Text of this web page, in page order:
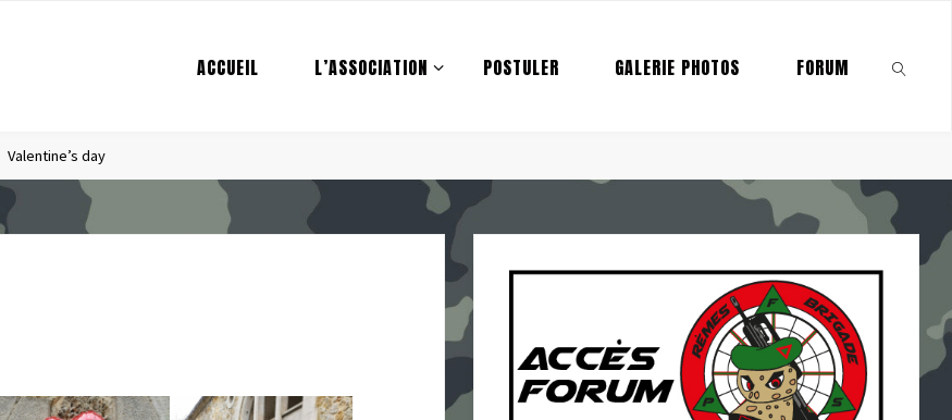
ACCUEIL L’ASSOCIATION POSTULER GALERIE PHOTOS FORUM
SEARCH
Valentine’s day